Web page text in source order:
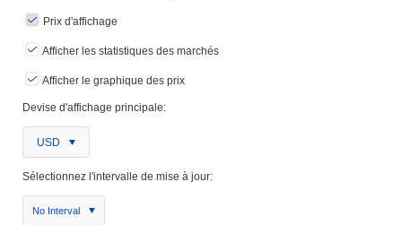
Prix ​​d'affichage
Afficher les statistiques des marchés
Afficher le graphique des prix
Devise d'affichage principale:
USD
Sélectionnez l'intervalle de mise à jour:
No Interval